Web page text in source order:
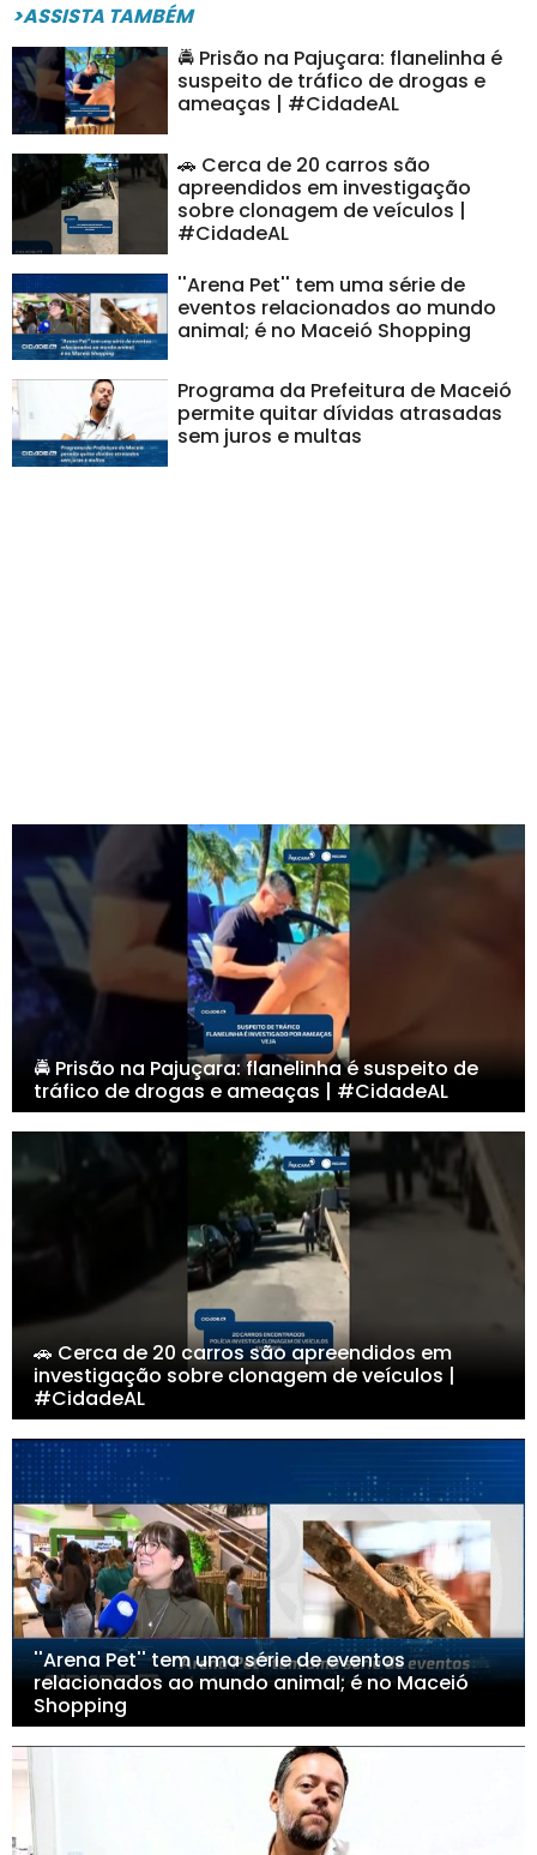
>ASSISTA TAMBÉM
🚔 Prisão na Pajuçara: flanelinha é
suspeito de tráfico de drogas e
ameaças | #CidadeAL
🚗 Cerca de 20 carros são
apreendidos em investigação
sobre clonagem de veículos |
#CidadeAL
''Arena Pet'' tem uma série de
eventos relacionados ao mundo
animal; é no Maceió Shopping
Programa da Prefeitura de Maceió
permite quitar dívidas atrasadas
sem juros e multas
🚔 Prisão na Pajuçara: flanelinha é suspeito de
tráfico de drogas e ameaças | #CidadeAL
🚗 Cerca de 20 carros são apreendidos em
investigação sobre clonagem de veículos |
#CidadeAL
''Arena Pet'' tem uma série de eventos
relacionados ao mundo animal; é no Maceió
Shopping